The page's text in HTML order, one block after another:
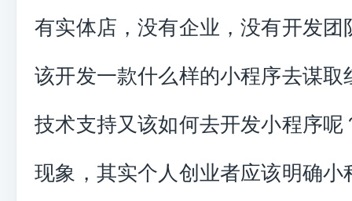
有实体店，没有企业，没有开发团
该开发一款什么样的小程序去谋取
技术支持又该如何去开发小程序呢
现象，其实个人创业者应该明确小